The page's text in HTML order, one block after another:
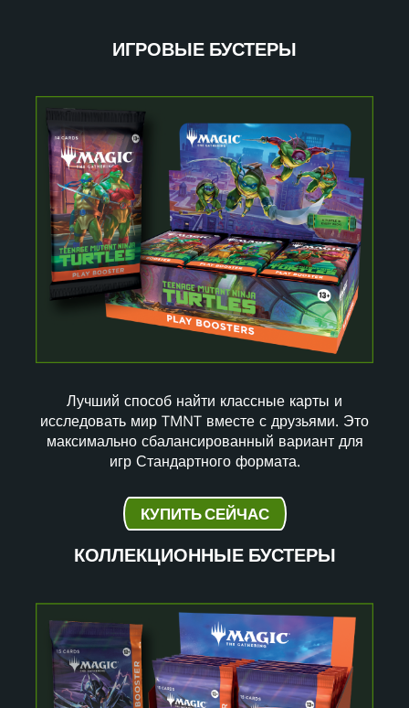
ИГРОВЫЕ БУСТЕРЫ
Лучший способ найти классные карты и
исследовать мир TMNT вместе с друзьями. Это
максимально сбалансированный вариант для
игр Стандартного формата.
КУПИТЬ СЕЙЧАС
КОЛЛЕКЦИОННЫЕ БУСТЕРЫ